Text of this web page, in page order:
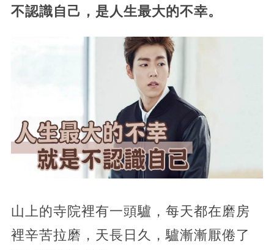
不認識自己，是人生最大的不幸。
山上的寺院裡有一頭驢，每天都在磨房
裡辛苦拉磨，天長日久，驢漸漸厭倦了